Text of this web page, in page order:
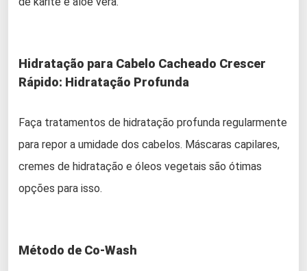
Hidratação para Cabelo Cacheado Crescer
Rápido: Hidratação Profunda
Faça tratamentos de hidratação profunda regularmente
para repor a umidade dos cabelos. Máscaras capilares,
cremes de hidratação e óleos vegetais são ótimas
opções para isso.
Método de Co-Wash